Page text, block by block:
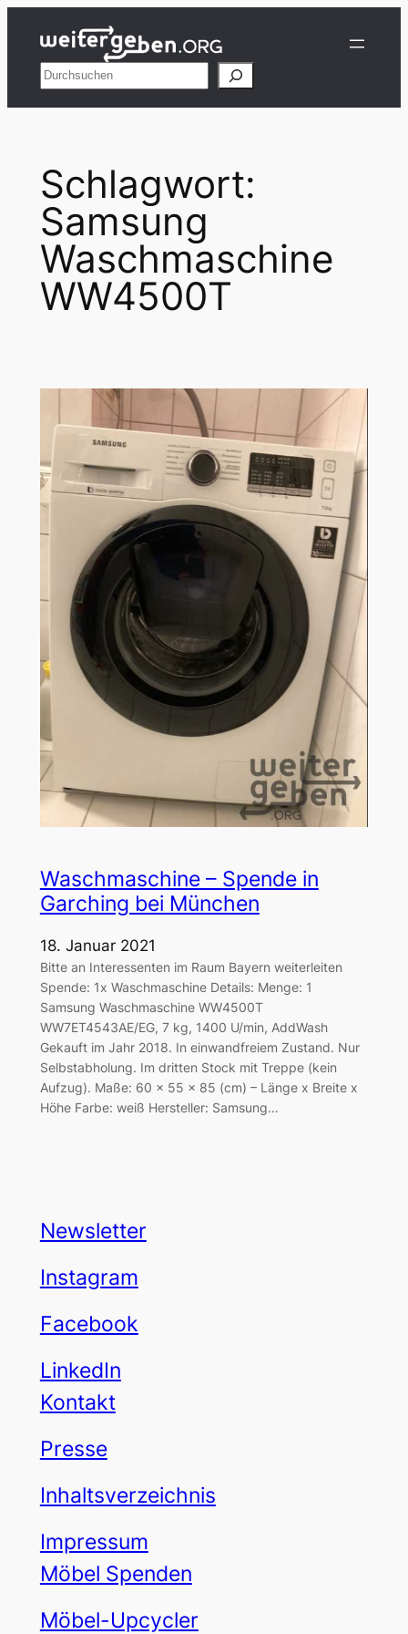
Inhalt
springenSuchen
Schlagwort:
Samsung
Waschmaschine
WW4500T
Waschmaschine – Spende in
Garching bei München
18. Januar 2021
Bitte an Interessenten im Raum Bayern weiterleiten
Spende: 1x Waschmaschine Details: Menge: 1
Samsung Waschmaschine WW4500T
WW7ET4543AE/EG, 7 kg, 1400 U/min, AddWash
Gekauft im Jahr 2018. In einwandfreiem Zustand. Nur
Selbstabholung. Im dritten Stock mit Treppe (kein
Aufzug). Maße: 60 x 55 x 85 (cm) – Länge x Breite x
Höhe Farbe: weiß Hersteller: Samsung…
Newsletter
Instagram
Facebook
LinkedIn
Kontakt
Presse
Inhaltsverzeichnis
Impressum
Möbel Spenden
Möbel-Upcycler